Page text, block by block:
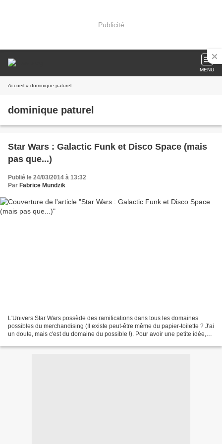
Publicité
MENU
Accueil » dominique paturel
dominique paturel
Star Wars : Galactic Funk et Disco Space (mais
pas que...)
Publié le 24/03/2014 à 13:32
Par Fabrice Mundzik
L'Univers Star Wars possède des ramifications dans tous les domaines
possibles du merchandising (Il existe peut-être même du papier-toilette ? J'ai
un doute, mais c'est du domaine du possible !). Pour avoir une petite idée,